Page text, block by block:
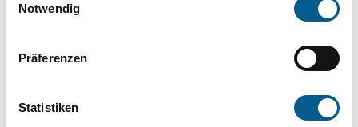
Notwendig
Präferenzen
Statistiken
Bitte Suchbegriff eingeben. Ergebnisse
Kategorien verfeinert werden.
Suchen